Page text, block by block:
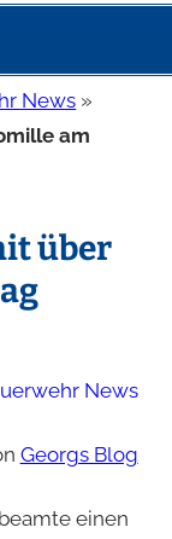
News »
am
über
News
Georgs Blog
einen